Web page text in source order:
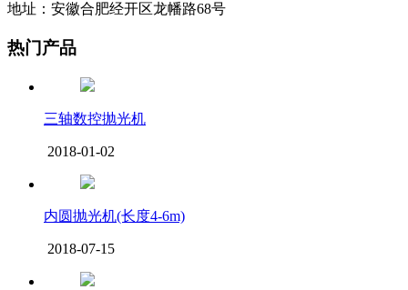
地址：安徽合肥经开区龙幡路68号
热门产品
三轴数控抛光机
2018-01-02
内圆抛光机(长度4-6m)
2018-07-15